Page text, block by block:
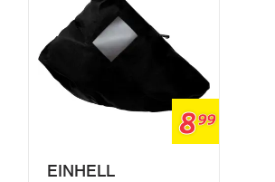
8 99
EINHELL